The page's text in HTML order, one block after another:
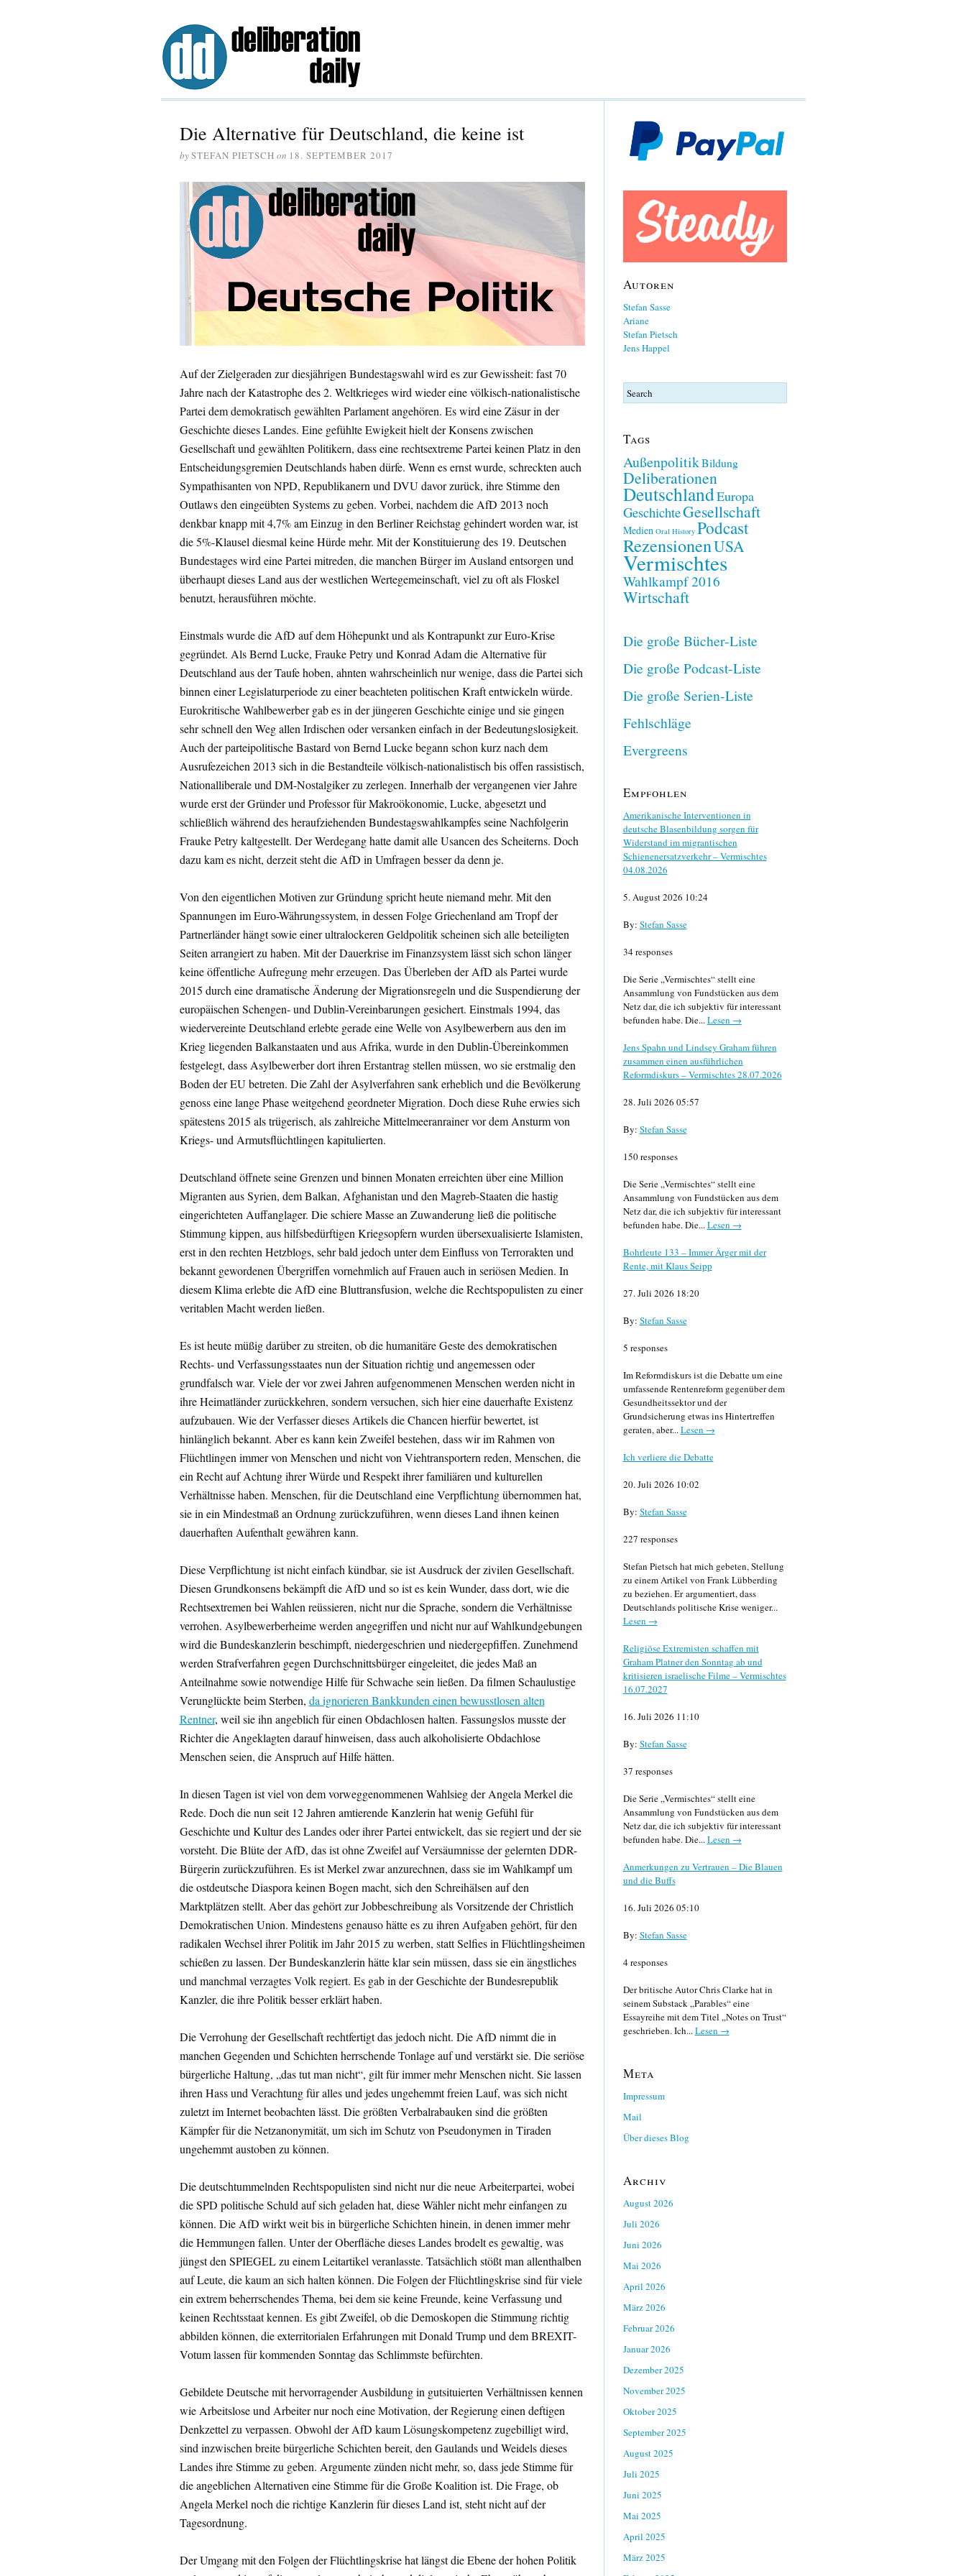
Die Alternative für Deutschland, die keine ist
bySTEFAN PIETSCH on 18. SEPTEMBER 2017
Auf der Zielgeraden zur diesjährigen Bundestagswahl wird es zur Gewissheit: fast 70
Jahre nach der Katastrophe des 2. Weltkrieges wird wieder eine völkisch-nationalistische
Partei dem demokratisch gewählten Parlament angehören. Es wird eine Zäsur in der
Geschichte dieses Landes. Eine gefühlte Ewigkeit hielt der Konsens zwischen
Gesellschaft und gewählten Politikern, dass eine rechtsextreme Partei keinen Platz in den
Entscheidungsgremien Deutschlands haben dürfe. Wenn es ernst wurde, schreckten auch
Sympathisanten von NPD, Republikanern und DVU davor zurück, ihre Stimme den
Outlaws den eingeübten Systems zu geben. Vorbei, nachdem die AfD 2013 noch
denkbar knapp mit 4,7% am Einzug in den Berliner Reichstag gehindert worden war, ist
die 5%-Klausel diesmal keine Hürde mehr. Mit der Konstituierung des 19. Deutschen
Bundestages wird eine Partei mitreden, die manchen Bürger im Ausland entsorgen und
überhaupt dieses Land aus der westlichen Wertegemeinschaft, viel zu oft als Floskel
benutzt, herausführen möchte.
Einstmals wurde die AfD auf dem Höhepunkt und als Kontrapunkt zur Euro-Krise
gegründet. Als Bernd Lucke, Frauke Petry und Konrad Adam die Alternative für
Deutschland aus der Taufe hoben, ahnten wahrscheinlich nur wenige, dass die Partei sich
binnen einer Legislaturperiode zu einer beachteten politischen Kraft entwickeln würde.
Eurokritische Wahlbewerber gab es in der jüngeren Geschichte einige und sie gingen
sehr schnell den Weg allen Irdischen oder versanken einfach in der Bedeutungslosigkeit.
Auch der parteipolitische Bastard von Bernd Lucke begann schon kurz nach dem
Ausrufezeichen 2013 sich in die Bestandteile völkisch-nationalistisch bis offen rassistisch,
Nationalliberale und DM-Nostalgiker zu zerlegen. Innerhalb der vergangenen vier Jahre
wurde erst der Gründer und Professor für Makroökonomie, Lucke, abgesetzt und
schließlich während des heraufziehenden Bundestagswahlkampfes seine Nachfolgerin
Frauke Petry kaltgestellt. Der Werdegang hatte damit alle Usancen des Scheiterns. Doch
dazu kam es nicht, derzeit steht die AfD in Umfragen besser da denn je.
Von den eigentlichen Motiven zur Gründung spricht heute niemand mehr. Mit den
Spannungen im Euro-Währungssystem, in dessen Folge Griechenland am Tropf der
Partnerländer hängt sowie einer ultralockeren Geldpolitik scheinen sich alle beteiligten
Seiten arrangiert zu haben. Mit der Dauerkrise im Finanzsystem lässt sich schon länger
keine öffentliche Aufregung mehr erzeugen. Das Überleben der AfD als Partei wurde
2015 durch eine dramatische Änderung der Migrationsregeln und die Suspendierung der
europäischen Schengen- und Dublin-Vereinbarungen gesichert. Einstmals 1994, das
wiedervereinte Deutschland erlebte gerade eine Welle von Asylbewerbern aus den im
Krieg liegenden Balkanstaaten und aus Afrika, wurde in den Dublin-Übereinkommen
festgelegt, dass Asylbewerber dort ihren Erstantrag stellen müssen, wo sie erstmalig den
Boden der EU betreten. Die Zahl der Asylverfahren sank erheblich und die Bevölkerung
genoss eine lange Phase weitgehend geordneter Migration. Doch diese Ruhe erwies sich
spätestens 2015 als trügerisch, als zahlreiche Mittelmeeranrainer vor dem Ansturm von
Kriegs- und Armutsflüchtlingen kapitulierten.
Deutschland öffnete seine Grenzen und binnen Monaten erreichten über eine Million
Migranten aus Syrien, dem Balkan, Afghanistan und den Magreb-Staaten die hastig
eingerichteten Auffanglager. Die schiere Masse an Zuwanderung ließ die politische
Stimmung kippen, aus hilfsbedürftigen Kriegsopfern wurden übersexualisierte Islamisten,
erst in den rechten Hetzblogs, sehr bald jedoch unter dem Einfluss von Terrorakten und
bekannt gewordenen Übergriffen vornehmlich auf Frauen auch in seriösen Medien. In
diesem Klima erlebte die AfD eine Bluttransfusion, welche die Rechtspopulisten zu einer
veritablen Macht werden ließen.
Es ist heute müßig darüber zu streiten, ob die humanitäre Geste des demokratischen
Rechts- und Verfassungsstaates nun der Situation richtig und angemessen oder
grundfalsch war. Viele der vor zwei Jahren aufgenommenen Menschen werden nicht in
ihre Heimatländer zurückkehren, sondern versuchen, sich hier eine dauerhafte Existenz
aufzubauen. Wie der Verfasser dieses Artikels die Chancen hierfür bewertet, ist
hinlänglich bekannt. Aber es kann kein Zweifel bestehen, dass wir im Rahmen von
Flüchtlingen immer von Menschen und nicht von Viehtransportern reden, Menschen, die
ein Recht auf Achtung ihrer Würde und Respekt ihrer familiären und kulturellen
Verhältnisse haben. Menschen, für die Deutschland eine Verpflichtung übernommen hat,
sie in ein Mindestmaß an Ordnung zurückzuführen, wenn dieses Land ihnen keinen
dauerhaften Aufenthalt gewähren kann.
Diese Verpflichtung ist nicht einfach kündbar, sie ist Ausdruck der zivilen Gesellschaft.
Diesen Grundkonsens bekämpft die AfD und so ist es kein Wunder, dass dort, wie die
Rechtsextremen bei Wahlen reüssieren, nicht nur die Sprache, sondern die Verhältnisse
verrohen. Asylbewerberheime werden angegriffen und nicht nur auf Wahlkundgebungen
wird die Bundeskanzlerin beschimpft, niedergeschrien und niedergepfiffen. Zunehmend
werden Strafverfahren gegen Durchschnittsbürger eingeleitet, die jedes Maß an
Anteilnahme sowie notwendige Hilfe für Schwache sein ließen. Da filmen Schaulustige
Verunglückte beim Sterben, da ignorieren Bankkunden einen bewusstlosen alten
Rentner, weil sie ihn angeblich für einen Obdachlosen halten. Fassungslos musste der
Richter die Angeklagten darauf hinweisen, dass auch alkoholisierte Obdachlose
Menschen seien, die Anspruch auf Hilfe hätten.
In diesen Tagen ist viel von dem vorweggenommenen Wahlsieg der Angela Merkel die
Rede. Doch die nun seit 12 Jahren amtierende Kanzlerin hat wenig Gefühl für
Geschichte und Kultur des Landes oder ihrer Partei entwickelt, das sie regiert und der sie
vorsteht. Die Blüte der AfD, das ist ohne Zweifel auf Versäumnisse der gelernten DDR-
Bürgerin zurückzuführen. Es ist Merkel zwar anzurechnen, dass sie im Wahlkampf um
die ostdeutsche Diaspora keinen Bogen macht, sich den Schreihälsen auf den
Marktplätzen stellt. Aber das gehört zur Jobbeschreibung als Vorsitzende der Christlich
Demokratischen Union. Mindestens genauso hätte es zu ihren Aufgaben gehört, für den
radikalen Wechsel ihrer Politik im Jahr 2015 zu werben, statt Selfies in Flüchtlingsheimen
schießen zu lassen. Der Bundeskanzlerin hätte klar sein müssen, dass sie ein ängstliches
und manchmal verzagtes Volk regiert. Es gab in der Geschichte der Bundesrepublik
Kanzler, die ihre Politik besser erklärt haben.
Die Verrohung der Gesellschaft rechtfertigt das jedoch nicht. Die AfD nimmt die in
manchen Gegenden und Schichten herrschende Tonlage auf und verstärkt sie. Die seriöse
bürgerliche Haltung, „das tut man nicht“, gilt für immer mehr Menschen nicht. Sie lassen
ihren Hass und Verachtung für alles und jedes ungehemmt freien Lauf, was sich nicht
zuletzt im Internet beobachten lässt. Die größten Verbalrabauken sind die größten
Kämpfer für die Netzanonymität, um sich im Schutz von Pseudonymen in Tiraden
ungehemmt austoben zu können.
Die deutschtummelnden Rechtspopulisten sind nicht nur die neue Arbeiterpartei, wobei
die SPD politische Schuld auf sich geladen hat, diese Wähler nicht mehr einfangen zu
können. Die AfD wirkt weit bis in bürgerliche Schichten hinein, in denen immer mehr
die Hemmungen fallen. Unter der Oberfläche dieses Landes brodelt es gewaltig, was
jüngst den SPIEGEL zu einem Leitartikel veranlasste. Tatsächlich stößt man allenthalben
auf Leute, die kaum an sich halten können. Die Folgen der Flüchtlingskrise sind für viele
ein extrem beherrschendes Thema, bei dem sie keine Freunde, keine Verfassung und
keinen Rechtsstaat kennen. Es gibt Zweifel, ob die Demoskopen die Stimmung richtig
abbilden können, die exterritorialen Erfahrungen mit Donald Trump und dem BREXIT-
Votum lassen für kommenden Sonntag das Schlimmste befürchten.
Gebildete Deutsche mit hervorragender Ausbildung in gutsituierten Verhältnissen kennen
wie Arbeitslose und Arbeiter nur noch eine Motivation, der Regierung einen deftigen
Denkzettel zu verpassen. Obwohl der AfD kaum Lösungskompetenz zugebilligt wird,
sind inzwischen breite bürgerliche Schichten bereit, den Gaulands und Weidels dieses
Landes ihre Stimme zu geben. Argumente zünden nicht mehr, so, dass jede Stimme für
die angeblichen Alternativen eine Stimme für die Große Koalition ist. Die Frage, ob
Angela Merkel noch die richtige Kanzlerin für dieses Land ist, steht nicht auf der
Tagesordnung.
Der Umgang mit den Folgen der Flüchtlingskrise hat längst die Ebene der hohen Politik
Autoren
Stefan Sasse
Ariane
Stefan Pietsch
Jens Happel
Tags
AußenpolitikBildung
Deliberationen
DeutschlandEuropa
GeschichteGesellschaft
Medien Oral History Podcast
RezensionenUSA
Vermischtes
Wahlkampf 2016
Wirtschaft
Die große Bücher-Liste
Die große Podcast-Liste
Die große Serien-Liste
Fehlschläge
Evergreens
Empfohlen
Amerikanische Interventionen in
deutsche Blasenbildung sorgen für
Widerstand im migrantischen
Schienenersatzverkehr – Vermischtes
04.08.2026
5. August 2026 10:24
By: Stefan Sasse
34 responses
Die Serie „Vermischtes“ stellt eine
Ansammlung von Fundstücken aus dem
Netz dar, die ich subjektiv für interessant
befunden habe. Die...Lesen →
Jens Spahn und Lindsey Graham führen
zusammen einen ausführlichen
Reformdiskurs – Vermischtes 28.07.2026
28. Juli 2026 05:57
By: Stefan Sasse
150 responses
Die Serie „Vermischtes“ stellt eine
Ansammlung von Fundstücken aus dem
Netz dar, die ich subjektiv für interessant
befunden habe. Die...Lesen →
Bohrleute 133 – Immer Ärger mit der
Rente, mit Klaus Seipp
27. Juli 2026 18:20
By: Stefan Sasse
5 responses
Im Reformdiskurs ist die Debatte um eine
umfassende Rentenreform gegenüber dem
Gesundheitssektor und der
Grundsicherung etwas ins Hintertreffen
geraten, aber...Lesen →
Ich verliere die Debatte
20. Juli 2026 10:02
By: Stefan Sasse
227 responses
Stefan Pietsch hat mich gebeten, Stellung
zu einem Artikel von Frank Lübberding
zu beziehen. Er argumentiert, dass
Deutschlands politische Krise weniger...
Lesen →
Religiöse Extremisten schaffen mit
Graham Platner den Sonntag ab und
kritisieren israelische Filme – Vermischtes
16.07.2027
16. Juli 2026 11:10
By: Stefan Sasse
37 responses
Die Serie „Vermischtes“ stellt eine
Ansammlung von Fundstücken aus dem
Netz dar, die ich subjektiv für interessant
befunden habe. Die...Lesen →
Anmerkungen zu Vertrauen – Die Blauen
und die Buffs
16. Juli 2026 05:10
By: Stefan Sasse
4 responses
Der britische Autor Chris Clarke hat in
seinem Substack „Parables“ eine
Essayreihe mit dem Titel „Notes on Trust“
geschrieben. Ich...Lesen →
Meta
Impressum
Mail
Über dieses Blog
Archiv
August 2026
Juli 2026
Juni 2026
Mai 2026
April 2026
März 2026
Februar 2026
Januar 2026
Dezember 2025
November 2025
Oktober 2025
September 2025
August 2025
Juli 2025
Juni 2025
Mai 2025
April 2025
März 2025